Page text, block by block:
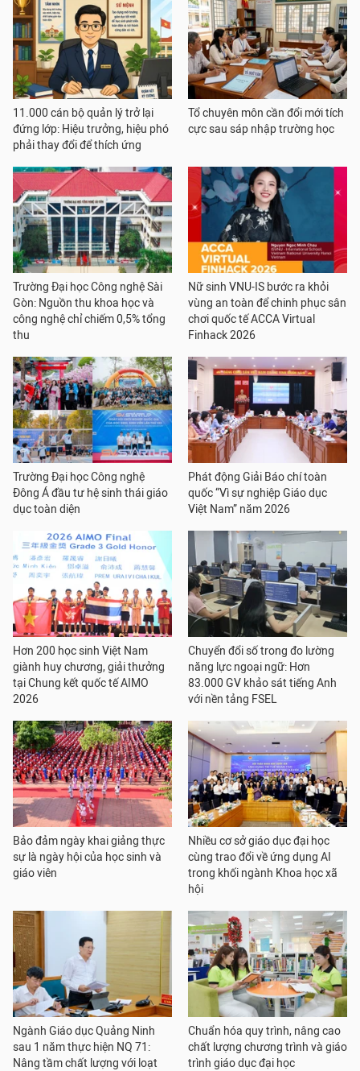
11.000 cán bộ quản lý trở lại
đứng lớp: Hiệu trưởng, hiệu phó
phải thay đổi để thích ứng
Tổ chuyên môn cần đổi mới tích
cực sau sáp nhập trường học
Trường Đại học Công nghệ Sài
Gòn: Nguồn thu khoa học và
công nghệ chỉ chiếm 0,5% tổng
thu
Nữ sinh VNU-IS bước ra khỏi
vùng an toàn để chinh phục sân
chơi quốc tế ACCA Virtual
Finhack 2026
Trường Đại học Công nghệ
Đông Á đầu tư hệ sinh thái giáo
dục toàn diện
Phát động Giải Báo chí toàn
quốc “Vì sự nghiệp Giáo dục
Việt Nam” năm 2026
Hơn 200 học sinh Việt Nam
giành huy chương, giải thưởng
tại Chung kết quốc tế AIMO
2026
Chuyển đổi số trong đo lường
năng lực ngoại ngữ: Hơn
83.000 GV khảo sát tiếng Anh
với nền tảng FSEL
Bảo đảm ngày khai giảng thực
sự là ngày hội của học sinh và
giáo viên
Nhiều cơ sở giáo dục đại học
cùng trao đổi về ứng dụng AI
trong khối ngành Khoa học xã
hội
Ngành Giáo dục Quảng Ninh
sau 1 năm thực hiện NQ 71:
Nâng tầm chất lượng với loạt
Chuẩn hóa quy trình, nâng cao
chất lượng chương trình và giáo
trình giáo dục đại học